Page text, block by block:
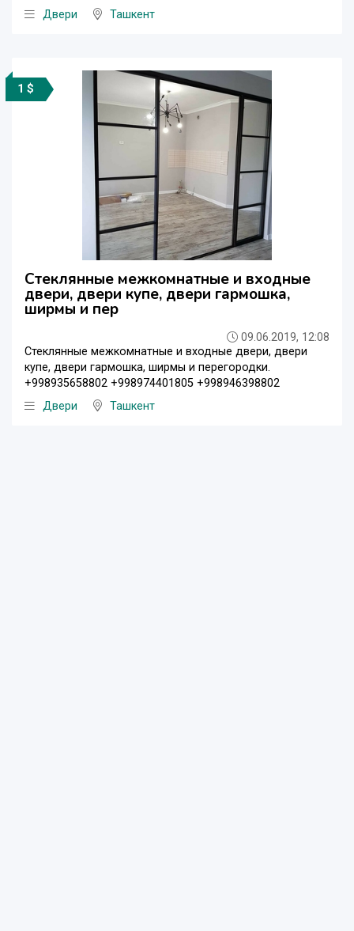
Двери
Ташкент
1 $
Стеклянные межкомнатные и входные
двери, двери купе, двери гармошка,
ширмы и пер
09.06.2019, 12:08
Стеклянные межкомнатные и входные двери, двери
купе, двери гармошка, ширмы и перегородки.
+998935658802 +998974401805 +998946398802
Двери
Ташкент